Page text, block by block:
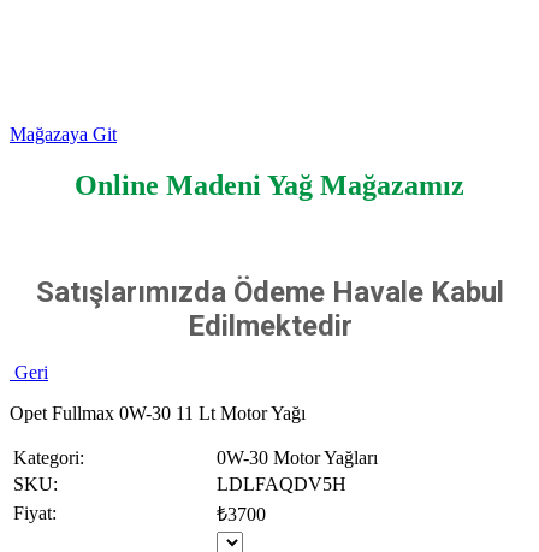
Mağazaya Git
Online Madeni Yağ Mağazamız
Satışlarımızda Ödeme Havale Kabul
Edilmektedir
Geri
Opet Fullmax 0W-30 11 Lt Motor Yağı
Kategori:
0W-30 Motor Yağları
SKU:
LDLFAQDV5H
Fiyat:
₺3700